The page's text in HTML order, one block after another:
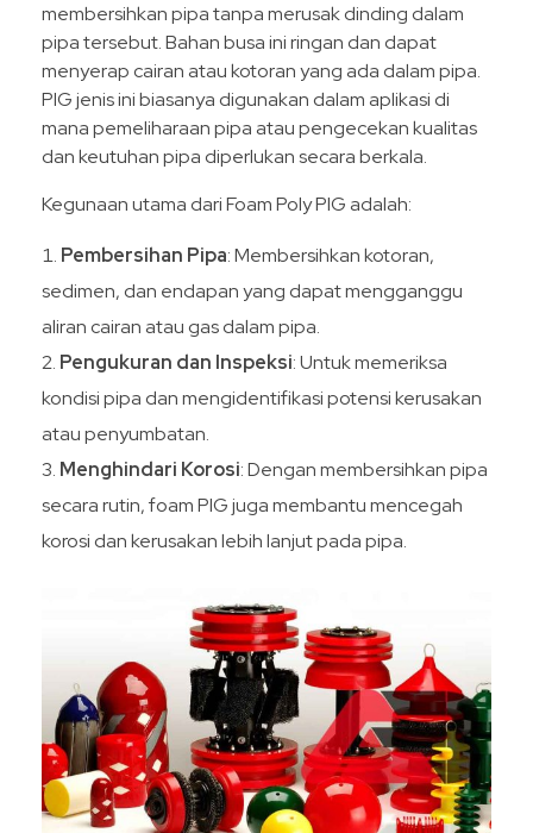
membersihkan pipa tanpa merusak dinding dalam
pipa tersebut. Bahan busa ini ringan dan dapat
menyerap cairan atau kotoran yang ada dalam pipa.
PIG jenis ini biasanya digunakan dalam aplikasi di
mana pemeliharaan pipa atau pengecekan kualitas
dan keutuhan pipa diperlukan secara berkala.
Kegunaan utama dari Foam Poly PIG adalah:
Pembersihan Pipa: Membersihkan kotoran,
sedimen, dan endapan yang dapat mengganggu
aliran cairan atau gas dalam pipa.
Pengukuran dan Inspeksi: Untuk memeriksa
kondisi pipa dan mengidentifikasi potensi kerusakan
atau penyumbatan.
Menghindari Korosi: Dengan membersihkan pipa
secara rutin, foam PIG juga membantu mencegah
korosi dan kerusakan lebih lanjut pada pipa.